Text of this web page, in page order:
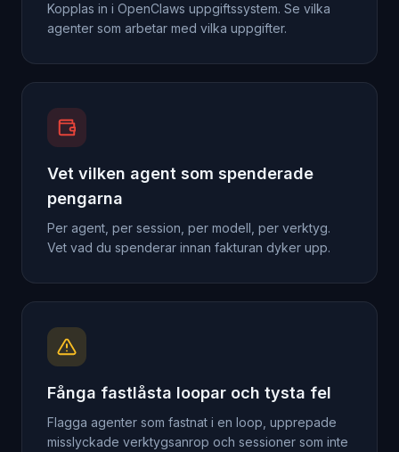
Kopplas in i OpenClaws uppgiftssystem. Se vilka
agenter som arbetar med vilka uppgifter.
Vet vilken agent som spenderade
pengarna
Per agent, per session, per modell, per verktyg.
Vet vad du spenderar innan fakturan dyker upp.
Fånga fastlåsta loopar och tysta fel
Flagga agenter som fastnat i en loop, upprepade
misslyckade verktygsanrop och sessioner som inte